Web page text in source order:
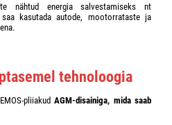
energia salvestamiseks nt
kasutada autode, mootorrataste ja
tehnoloogia
pliiakudAGM-disainiga, mida saab